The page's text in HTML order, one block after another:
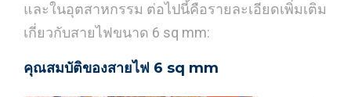
และในอุตสาหกรรม ต่อไปนี้คือรายละเอียดเพิ่มเติม
เกี่ยวกับสายไฟขนาด 6 sq mm:
คุณสมบัติของสายไฟ 6 sq mm